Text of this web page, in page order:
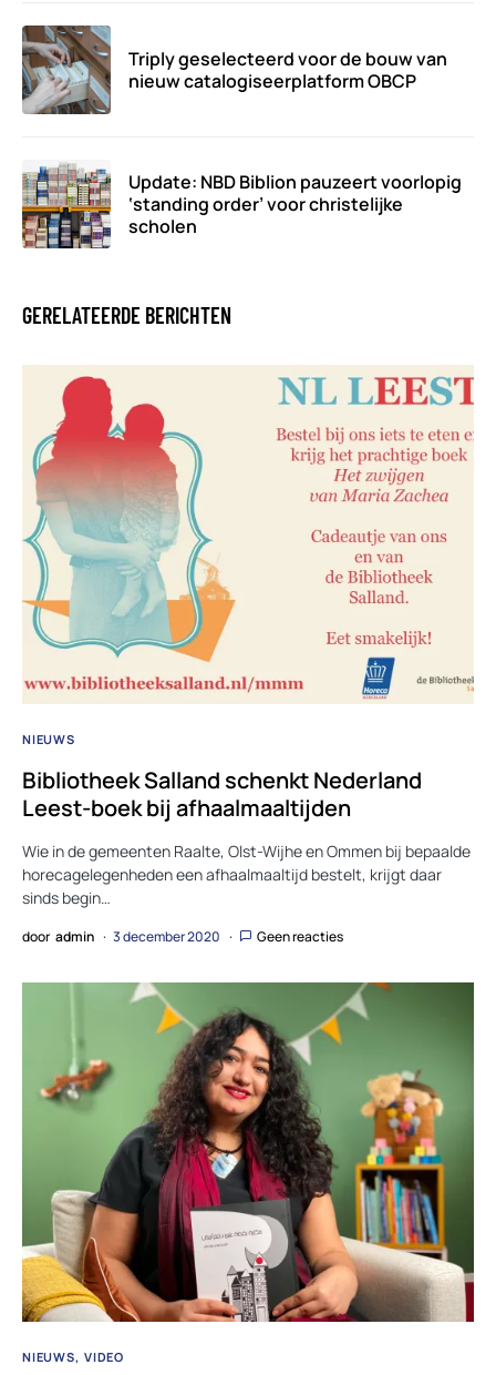
Triply geselecteerd voor de bouw van
nieuw catalogiseerplatform OBCP
Update: NBD Biblion pauzeert voorlopig
‘standing order’ voor christelijke
scholen
GERELATEERDE BERICHTEN
NIEUWS
Bibliotheek Salland schenkt Nederland
Leest-boek bij afhaalmaaltijden
Wie in de gemeenten Raalte, Olst-Wijhe en Ommen bij bepaalde
horecagelegenheden een afhaalmaaltijd bestelt, krijgt daar
sinds begin…
door admin 3 december 2020 Geen reacties
NIEUWS VIDEO